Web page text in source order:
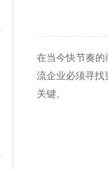
在当今快节奏
流企业必须寻找
关键。